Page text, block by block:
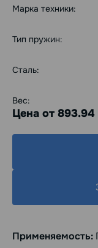
Марка техники:
Тип пружин:
Сталь:
Вес:
Цена от 893.94
Применяемость: